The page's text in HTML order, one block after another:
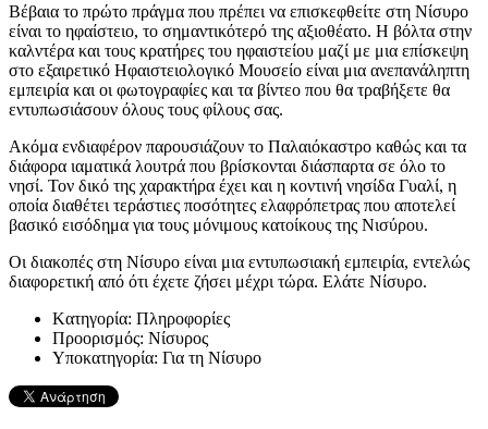
Βέβαια το πρώτο πράγμα που πρέπει να επισκεφθείτε στη Νίσυρο
είναι το ηφαίστειο, το σημαντικότερό της αξιοθέατο. Η βόλτα στην
καλντέρα και τους κρατήρες του ηφαιστείου μαζί με μια επίσκεψη
στο εξαιρετικό Ηφαιστειολογικό Μουσείο είναι μια ανεπανάληπτη
εμπειρία και οι φωτογραφίες και τα βίντεο που θα τραβήξετε θα
εντυπωσιάσουν όλους τους φίλους σας.
Ακόμα ενδιαφέρον παρουσιάζουν το Παλαιόκαστρο καθώς και τα
διάφορα ιαματικά λουτρά που βρίσκονται διάσπαρτα σε όλο το
νησί. Τον δικό της χαρακτήρα έχει και η κοντινή νησίδα Γυαλί, η
οποία διαθέτει τεράστιες ποσότητες ελαφρόπετρας που αποτελεί
βασικό εισόδημα για τους μόνιμους κατοίκους της Νισύρου.
Οι διακοπές στη Νίσυρο είναι μια εντυπωσιακή εμπειρία, εντελώς
διαφορετική από ότι έχετε ζήσει μέχρι τώρα. Ελάτε Νίσυρο.
Kατηγορία: Πληροφορίες
Προορισμός: Νίσυρος
Υποκατηγορία: Για τη Νίσυρο